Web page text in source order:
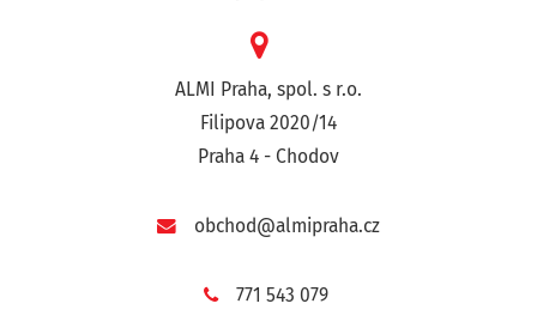
ALMI Praha, spol. s r.o.
Filipova 2020/14
Praha 4 - Chodov
obchod@almipraha.cz
771 543 079